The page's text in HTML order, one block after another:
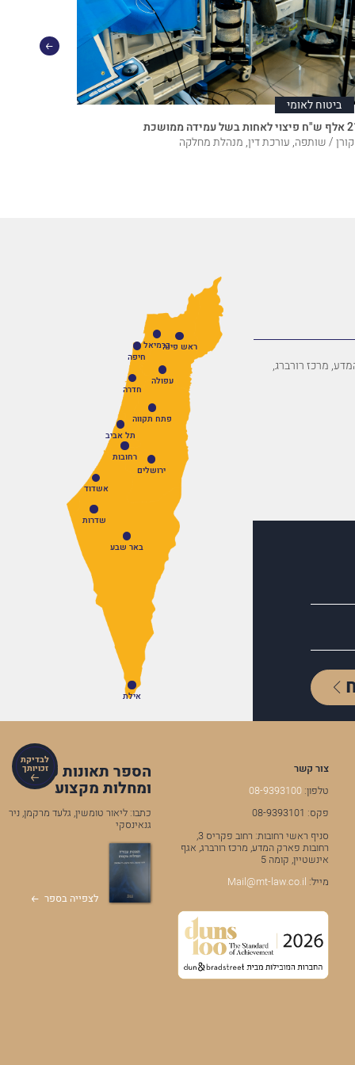
ביטוח לאומי
ממושכת
/ שותפה, עורכת דין, מנהלת מחלקה
לבדיקת
זכויותך
המדע, מרכז רורברג,
רחובות
תל אביב
חיפה
ירושלים
פתח תקווה
חדרה
אילת
באר שבע
אשדוד
שדרות
עפולה
ראש פינהכרמיאל
צור קשר
טלפון: 08-9393100
פקס: 08-9393101
סניף ראשי רחובות: רחוב פקריס 3,
רחובות פארק המדע, מרכז רורברג, אגף
אינשטיין, קומה 5
מייל: Mail@mt-law.co.il
הספר תאונות עבודה
ומחלות מקצוע
כתבו: ליאור טומשין, גלעד מרקמן, ניר
גנאינסקי
לצפייה בספר